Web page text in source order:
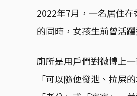
2022年7月，一名居住
的同時，女孩生前曾活
廁所是用戶們對微博上
「可以隨便發泄、拉屎